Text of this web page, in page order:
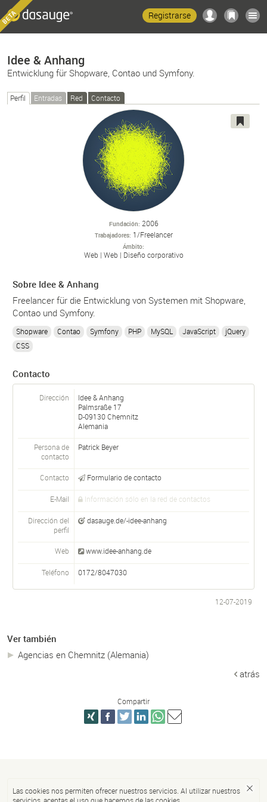
Registrarse
Idee & Anhang
Entwicklung für Shopware, Contao und Symfony.
Perfil Entradas Red Contacto
Fundación 2006
Trabajadores 1/Freelancer
Ámbito
Web Web Diseño corporativo
Sobre Idee & Anhang
Freelancer für die Entwicklung von Systemen mit Shopware,
Contao und Symfony.
Shopware Contao Symfony PHP MySQL JavaScript
jQuery
CSS
Contacto
Dirección
Idee & Anhang
Palmsraße 17
D-09130Chemnitz
Alemania
Persona de
contacto
Patrick Beyer
Contacto Formulario de contacto
E-Mail Información sólo en la red de contactos
Dirección del
perfil
dasauge.de/-idee-anhang
Web www.idee-anhang.de
Teléfono 0172/8047030
12-07-2019
Ver también
Agencias en Chemnitz (Alemania)
atrás
Compartir
Las cookies nos permiten ofrecer nuestros servicios. Al utilizar nuestros
servicios, aceptas el uso que hacemos de las cookies.